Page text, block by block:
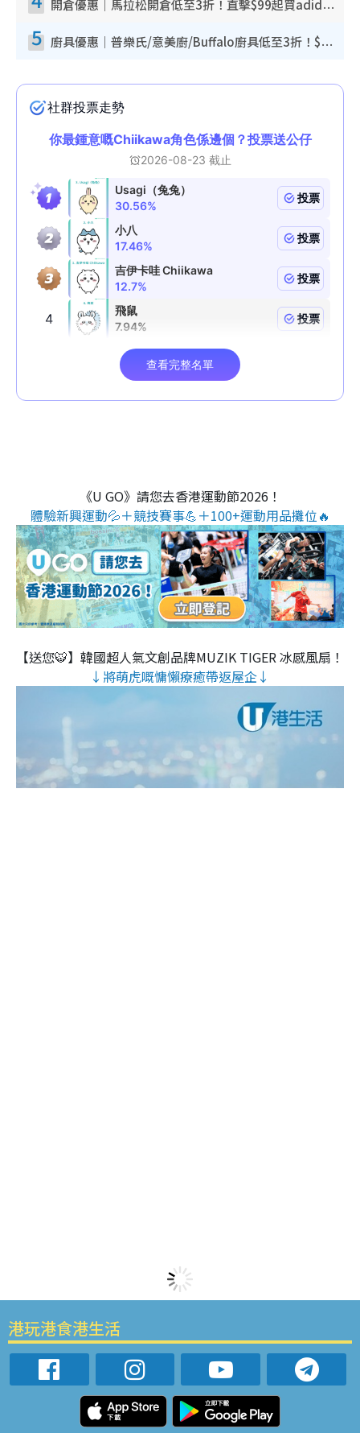
開倉優惠｜馬拉松開倉低至3折！直擊$99起買adidas／New Balance／Puma鞋款 STANLEY保溫杯劈價至$119起
5 廚具優惠｜普樂氏/意美廚/Buffalo廚具低至3折！$89起買煎鍋／炒鑊／個人鍋 同場小家電激減至$99起
《U GO》請您去香港運動節2026！
體驗新興運動💦＋競技賽事💪＋100+運動用品攤位🔥
【送您🐯】韓國超人氣文創品牌MUZIK TIGER 冰感風扇！
↓將萌虎嘅慵懶療癒帶返屋企↓
港玩港食港生活